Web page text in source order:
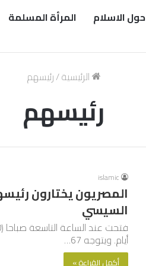
حول الاسلام المرأة المسلمة
الرئيسية/رئيسهم
رئيسهم
islamic
المصريون يختارون
السيسي
أيام. ويتوجه 67…
أكمل القراءة »